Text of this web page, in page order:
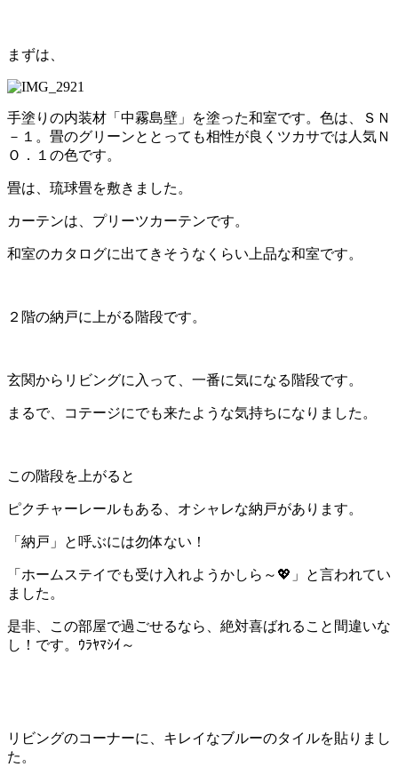
まずは、
手塗りの内装材「中霧島壁」を塗った和室です。色は、ＳＮ
－１。畳のグリーンととっても相性が良くツカサでは人気Ｎ
Ｏ．１の色です。
畳は、琉球畳を敷きました。
カーテンは、プリーツカーテンです。
和室のカタログに出てきそうなくらい上品な和室です。
２階の納戸に上がる階段です。
玄関からリビングに入って、一番に気になる階段です。
まるで、コテージにでも来たような気持ちになりました。
この階段を上がると
ピクチャーレールもある、オシャレな納戸があります。
「納戸」と呼ぶには勿体ない！
「ホームステイでも受け入れようかしら～💖」と言われてい
ました。
是非、この部屋で過ごせるなら、絶対喜ばれること間違いな
し！です。ｳﾗﾔﾏｼｲ～
リビングのコーナーに、キレイなブルーのタイルを貼りまし
た。